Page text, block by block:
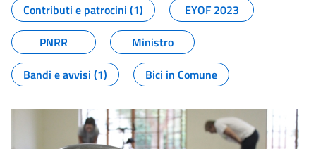
Contributi e patrocini (1)
EYOF 2023
PNRR
Ministro
Bandi e avvisi (1)
Bici in Comune